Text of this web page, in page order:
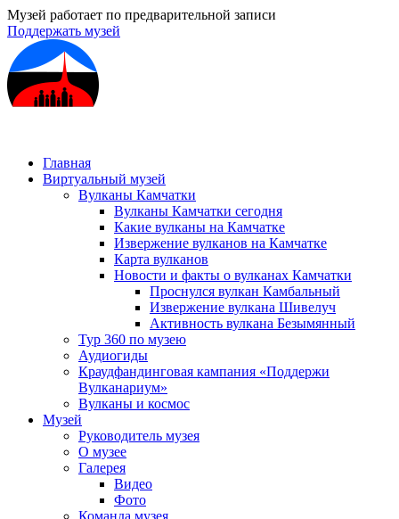
Музей работает по предварительной записи
Поддержать музей
Главная
Виртуальный музей
Вулканы Камчатки
Вулканы Камчатки сегодня
Какие вулканы на Камчатке
Извержение вулканов на Камчатке
Карта вулканов
Новости и факты о вулканах Камчатки
Проснулся вулкан Камбальный
Извержение вулкана Шивелуч
Активность вулкана Безымянный
Тур 360 по музею
Аудиогиды
Краудфандинговая кампания «Поддержи
Вулканариум»
Вулканы и космос
Музей
Руководитель музея
О музее
Галерея
Видео
Фото
Команда музея